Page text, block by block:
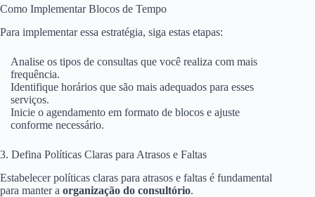
Como Implementar Blocos de Tempo
Para implementar essa estratégia, siga estas etapas:
Analise os tipos de consultas que você realiza com mais
frequência.
Identifique horários que são mais adequados para esses
serviços.
Inicie o agendamento em formato de blocos e ajuste
conforme necessário.
3. Defina Políticas Claras para Atrasos e Faltas
Estabelecer políticas claras para atrasos e faltas é fundamental
para manter a organização do consultório.